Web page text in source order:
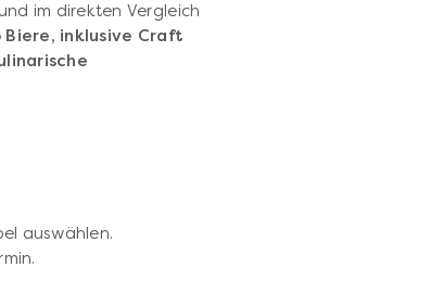
im direkten Vergleich
Biere, inklusive Craft
auswählen.